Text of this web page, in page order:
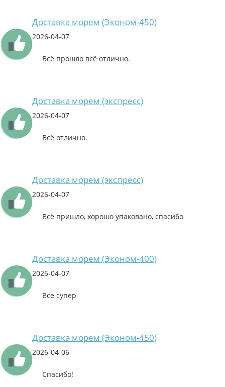
Доставка морем (Эконом-450)
2026-04-07
Всё прошло всё отлично.
Доставка морем (экспресс)
2026-04-07
Всё отлично.
Доставка морем (экспресс)
2026-04-07
Всё пришло, хорошо упаковано, спасибо
Доставка морем (Эконом-400)
2026-04-07
Все супер
Доставка морем (Эконом-450)
2026-04-06
Спасибо!